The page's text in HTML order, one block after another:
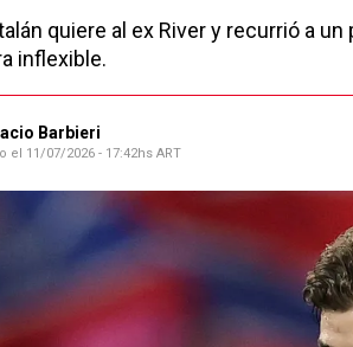
quiere al ex River y recurrió a
inflexible.
Barbieri
el 11/07/2026 - 17:42hs ART